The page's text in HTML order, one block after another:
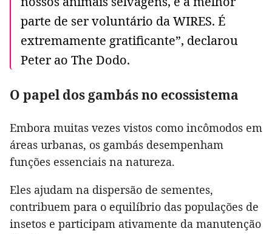
parte de ser voluntário da WIRES. É
extremamente gratificante”, declarou
Peter ao The Dodo.
O papel dos gambás no ecossistema
Embora muitas vezes vistos como incômodos em
áreas urbanas, os gambás desempenham
funções essenciais na natureza.
Eles ajudam na dispersão de sementes,
contribuem para o equilíbrio das populações de
insetos e participam ativamente da manutenção